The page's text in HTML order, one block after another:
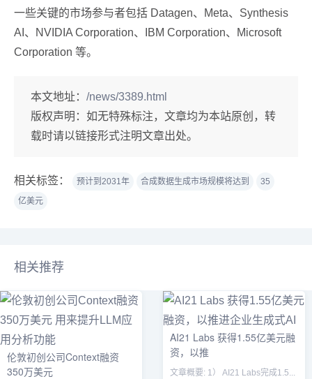
一些关键的市场参与者包括 Datagen、Meta、Synthesis
AI、NVIDIA Corporation、IBM Corporation、Microsoft
Corporation 等。
本文地址： /news/3389.html
版权声明： 如无特殊标注，文章均为本站原创，转
载时请以链接形式注明文章出处。
相关标签： 预计到2031年 合成数据生成市场规模将达到
35
亿美元
相关推荐
伦敦初创公司Context融资
350万美元
AI21 Labs 获得1.55亿美元融
资，以推
文章概要: 1） AI21 Labs完成1.5...